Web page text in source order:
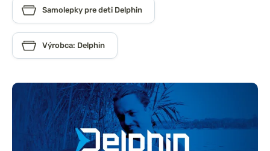
Samolepky pre deti Delphin
Výrobca: Delphin